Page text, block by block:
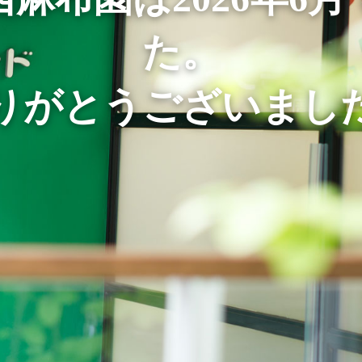
た。
がとうございまし